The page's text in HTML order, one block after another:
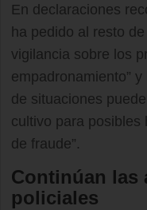
En declaraciones
ha pedido al resto
vigilancia sobre los
empadronamiento”
de situaciones
cultivo para posibles
de fraude”.
Continúan las
policiales